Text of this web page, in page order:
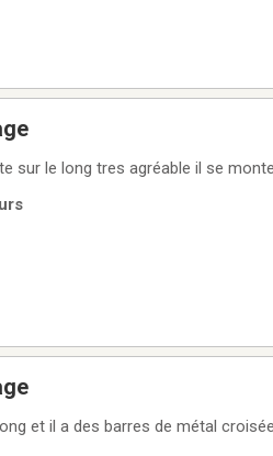
sur le long tres agréable il se
et il a des barres de métal